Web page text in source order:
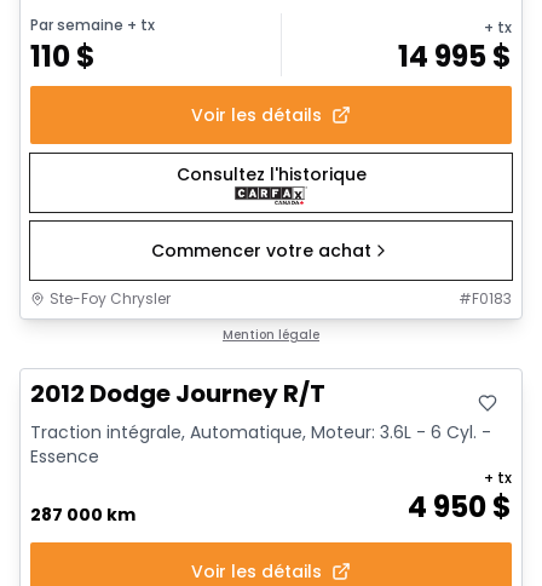
Par semaine + tx
110$
+ tx
14 995$
Voir les détails
Consultez l'historique
Commencer votre achat
Ste-Foy Chrysler #F0183
Mention légale
2012 Dodge Journey R/T
Traction intégrale, Automatique, Moteur: 3.6L - 6 Cyl. -
Essence
287 000 km 4 950$
+ tx
Voir les détails